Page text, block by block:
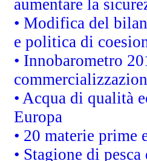
aumentare la
• Modifica del
e politica di
• Innobarometro
• Acqua di qualità
Europa
• 20 materie
• Stagione di